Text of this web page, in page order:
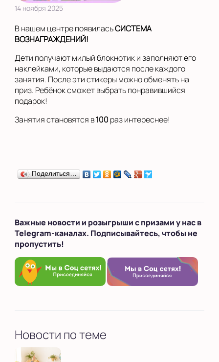
14 ноября 2025
В нашем центре появиласьСИСТЕМА
ВОЗНАГРАЖДЕНИЙ!
Дети получают милый блокнотик и заполняют его
наклейками, которые выдаются после каждого
занятия. После эти стикеры можно обменять на
приз. Ребёнок сможет выбрать понравившийся
подарок!
Занятия становятся в100 раз интереснее!
Поделиться…
Важные новости и розыгрыши с призами у нас в
Telegram-каналах. Подписывайтесь, чтобы не
пропустить!
Новости по теме